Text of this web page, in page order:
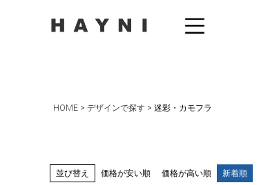
HOME デザインで探す 迷彩・カモフラ
並び替え 価格が安い順 価格が高い順 新着順